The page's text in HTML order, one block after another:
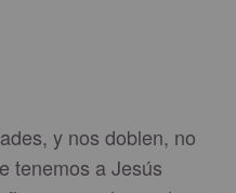
y nos doblen, no
tenemos a Jesús